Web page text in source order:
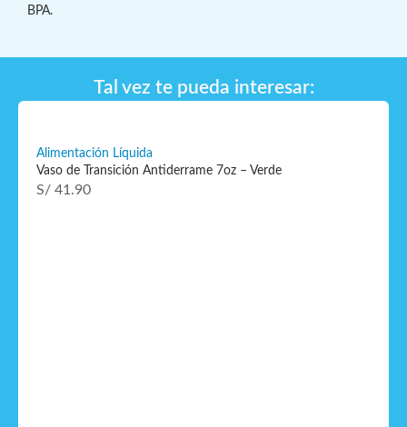
BPA.
Tal vez te pueda interesar:
Alimentación Líquida
Vaso de Transición Antiderrame 7oz – Verde
S/ 41.90